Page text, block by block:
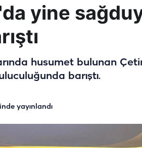
yine
husumet bulunan
barıştı.
yayınlandı